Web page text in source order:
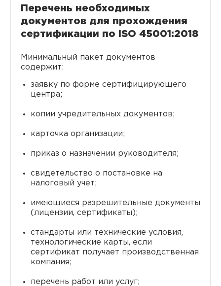
Перечень необходимых
документов для прохождения
сертификации по ISO 45001:2018
Минимальный пакет документов
содержит:
заявку по форме сертифицирующего
центра;
копии учредительных документов;
карточка организации;
приказ о назначении руководителя;
свидетельство о постановке на
налоговый учет;
имеющиеся разрешительные документы
(лицензии, сертификаты);
стандарты или технические условия,
технологические карты, если
сертификат получает производственная
компания;
перечень работ или услуг;